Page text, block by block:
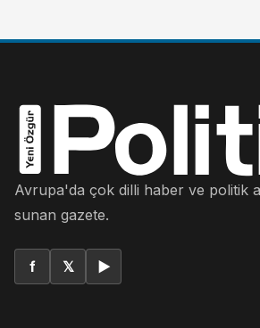
Avrupa'da çok dilli haber ve politik
sunan gazete.
f 𝕏 ▶